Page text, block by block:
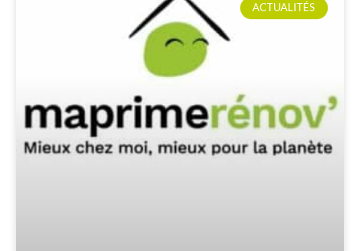
ACTUALITÉS